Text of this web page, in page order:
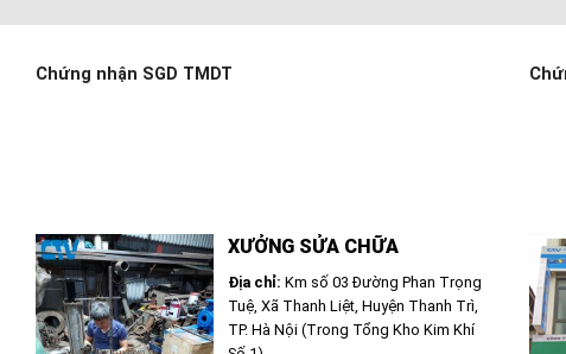
Chứng nhận SGD TMDT
XƯỞNG SỬA CHỮA
Địa chỉ: Km số 03 Đường Phan Trọng
Tuệ, Xã Thanh Liệt, Huyện Thanh Trì,
TP. Hà Nội (Trong Tổng Kho Kim Khí